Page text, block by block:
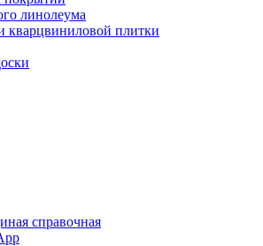
линолеума
кварцвиниловой плитки
справочная